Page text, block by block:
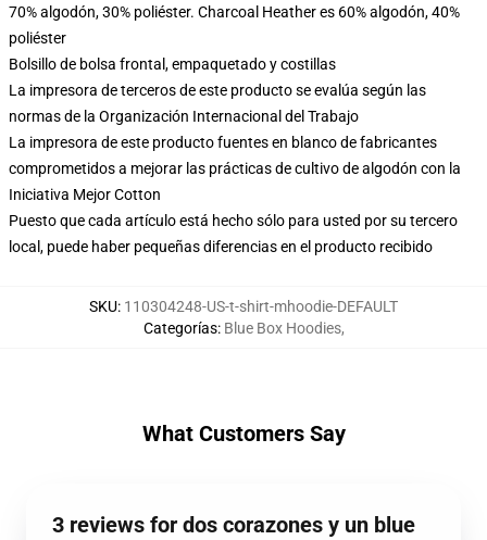
70% algodón, 30% poliéster. Charcoal Heather es 60% algodón, 40%
poliéster
Bolsillo de bolsa frontal, empaquetado y costillas
La impresora de terceros de este producto se evalúa según las
normas de la Organización Internacional del Trabajo
La impresora de este producto fuentes en blanco de fabricantes
comprometidos a mejorar las prácticas de cultivo de algodón con la
Iniciativa Mejor Cotton
Puesto que cada artículo está hecho sólo para usted por su tercero
local, puede haber pequeñas diferencias en el producto recibido
SKU: 110304248-US-t-shirt-mhoodie-DEFAULT
Categorías: Blue Box Hoodies,
What Customers Say
3 reviews for dos corazones y un blue